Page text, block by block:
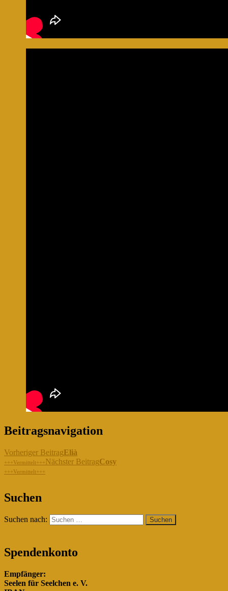
Beitragsnavigation
Vorheriger BeitragElià
+++Vermittelt+++Nächster BeitragCosy
+++Vermittelt+++
"Gemeinsam für die Hunde in
Rumänien!"
Suchen
Suchen nach:
Spendenkonto
Empfänger:
Seelen für Seelchen e. V.